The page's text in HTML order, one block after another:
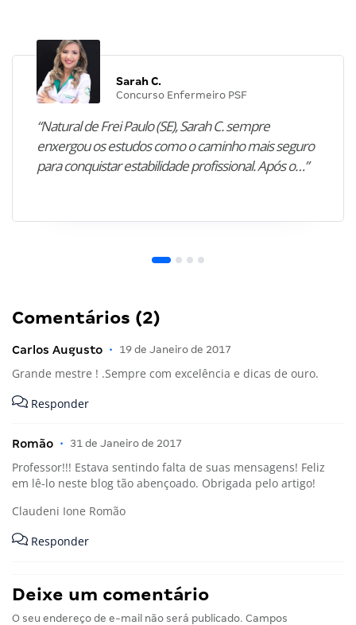
Sarah C.
Concurso Enfermeiro PSF
“Natural de Frei Paulo (SE), Sarah C. sempre
enxergou os estudos como o caminho mais seguro
para conquistar estabilidade profissional. Após o…”
Comentários (2)
Carlos Augusto • 19 de Janeiro de 2017
Grande mestre ! .Sempre com excelência e dicas de ouro.
Responder
Romão • 31 de Janeiro de 2017
Professor!!! Estava sentindo falta de suas mensagens! Feliz
em lê-lo neste blog tão abençoado. Obrigada pelo artigo!
Claudeni Ione Romão
Responder
Deixe um comentário
O seu endereço de e-mail não será publicado. Campos